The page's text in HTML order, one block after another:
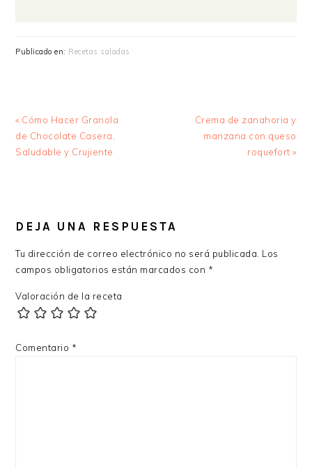
Publicado en: Recetas saladas
Entrada
anterior:
« Cómo Hacer Granola
de Chocolate Casera,
Saludable y Crujiente
Siguiente
entrada:
Crema de zanahoria y
manzana con queso
roquefort »
CON
LECTORES
DEJA UNA RESPUESTA
Tu dirección de correo electrónico no será publicada. Los
campos obligatorios están marcados con *
Valoración de la receta
Comentario *